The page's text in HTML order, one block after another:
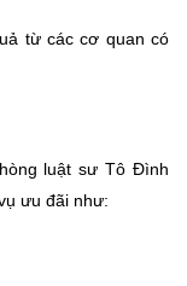
từ các cơ quan có
luật sư Tô Đình
ưu đãi như: